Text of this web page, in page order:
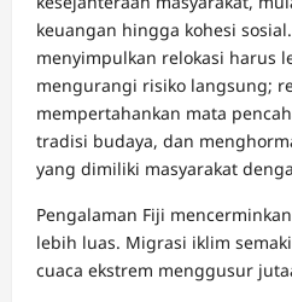
keuangan hingga kohesi
menyimpulkan relokasi harus
mengurangi risiko langsung;
mempertahankan mata
tradisi budaya, dan
yang dimiliki masyarakat
Pengalaman Fiji
lebih luas. Migrasi iklim
cuaca ekstrem menggusur